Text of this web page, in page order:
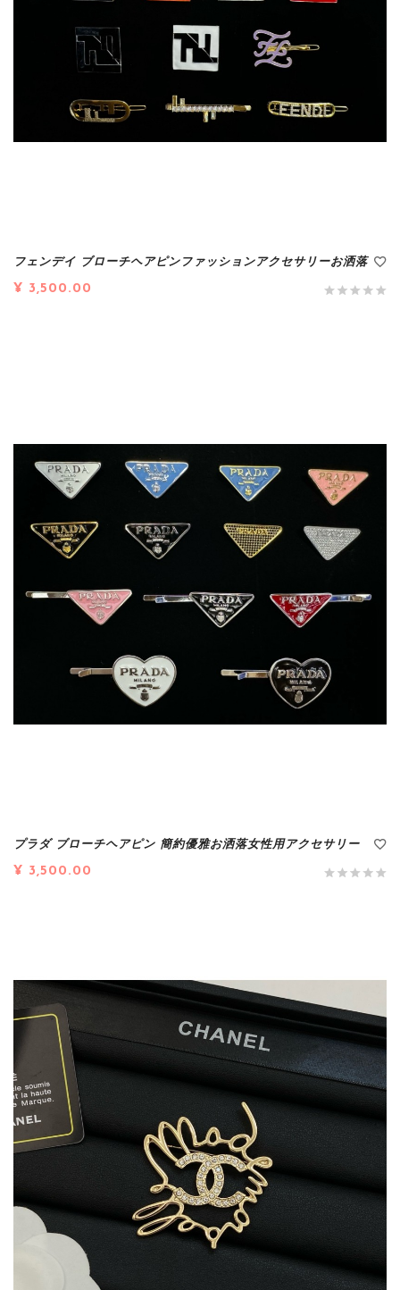
フェンデイ ブローチヘアピンファッションアクセサリーお洒落
¥ 3,500.00
プラダ ブローチヘアピン 簡約優雅お洒落女性用アクセサリー
¥ 3,500.00